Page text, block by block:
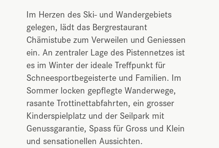
Im Herzen des Ski- und Wandergebiets
gelegen, lädt das Bergrestaurant
Chämistube zum Verweilen und Geniessen
ein. An zentraler Lage des Pistennetzes ist
es im Winter der ideale Treffpunkt für
Schneesportbegeisterte und Familien. Im
Sommer locken gepflegte Wanderwege,
rasante Trottinettabfahrten, ein grosser
Kinderspielplatz und der Seilpark mit
Genussgarantie, Spass für Gross und Klein
und sensationellen Aussichten.